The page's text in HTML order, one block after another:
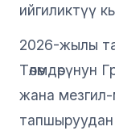
ийгиликтүү
2026-жылы
жана